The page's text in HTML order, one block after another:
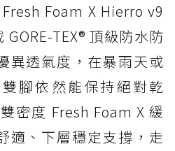
Foam X Hierro v9
GORE-TEX® 頂級防水防
異透氣度，在暴雨天或
腳依然能保持絕對乾
密度 Fresh Foam X 緩
適、下層穩定支撐，走